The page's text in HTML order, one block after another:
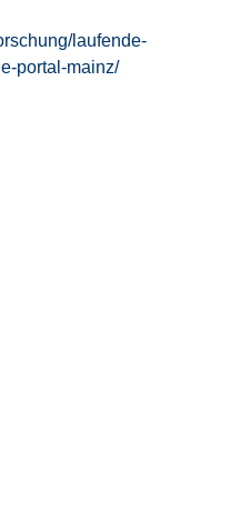
laufende-
portal-mainz/